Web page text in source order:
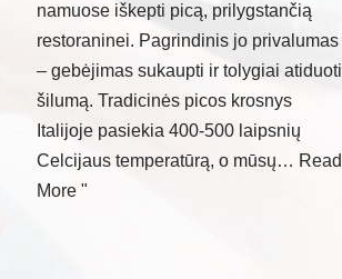
namuose iškepti picą, prilygstančią
restoraninei. Pagrindinis jo privalumas
– gebėjimas sukaupti ir tolygiai atiduoti
šilumą. Tradicinės picos krosnys
Italijoje pasiekia 400-500 laipsnių
Celcijaus temperatūrą, o mūsų… Read
More "